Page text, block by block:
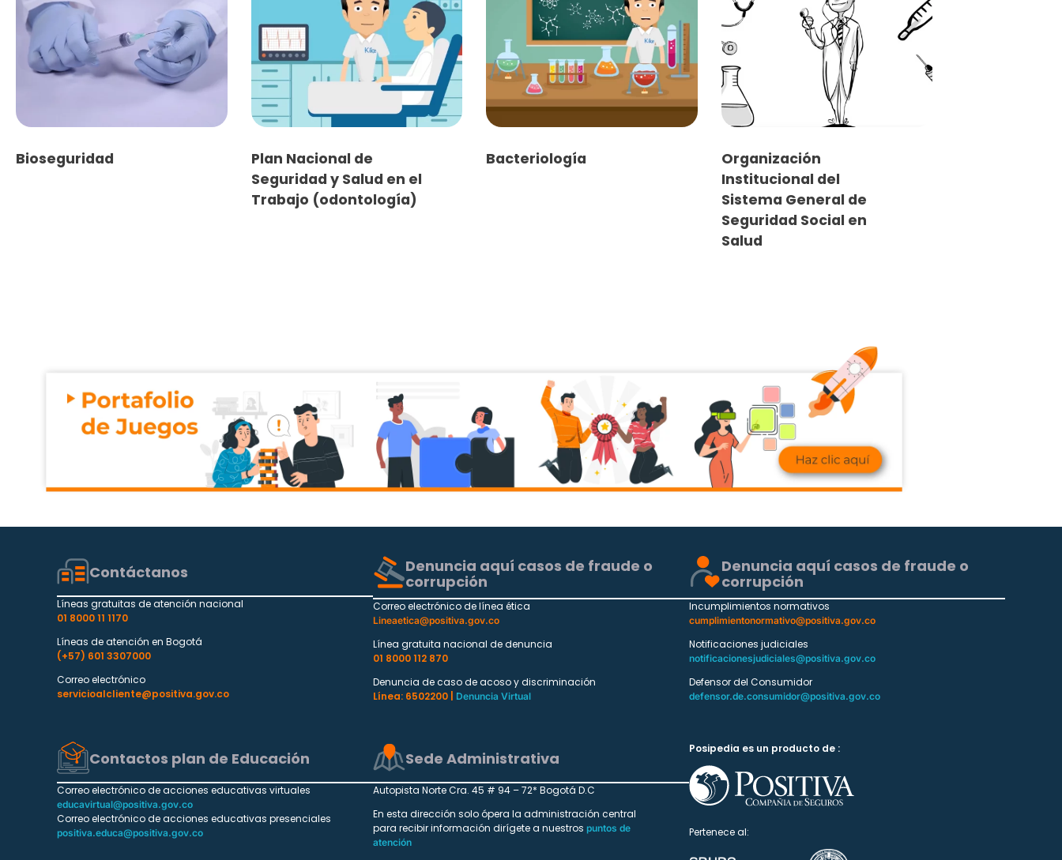
Bioseguridad
Plan Nacional de
Seguridad y Salud en el
Trabajo (odontología)
Bacteriología
Organización
Institucional del
Sistema General de
Seguridad Social en
Salud
Contáctanos
Líneas gratuitas de atención nacional
01 8000 11 1170
Líneas de atención en Bogotá
(+57) 601 3307000
Correo electrónico
servicioalcliente@positiva.gov.co
Denuncia aquí casos de fraude o
corrupción
Correo electrónico de línea ética
Lineaetica@positiva.gov.co
Línea gratuita nacional de denuncia
01 8000 112 870
Denuncia de caso de acoso y discriminación
Línea: 6502200 |
Denuncia Virtual
Denuncia aquí casos de fraude o
corrupción
Incumplimientos normativos
cumplimientonormativo@positiva.gov.co
Notificaciones judiciales
notificacionesjudiciales@positiva.gov.co
Defensor del Consumidor
defensor.de.consumidor@positiva.gov.co
Contactos plan de Educación
Correo electrónico de acciones educativas virtuales
educavirtual@positiva.gov.co
Correo electrónico de acciones educativas presenciales
positiva.educa@positiva.gov.co
Sede Administrativa
Autopista Norte Cra. 45 # 94 – 72* Bogotá D.C
En esta dirección solo ópera la administración central
para recibir información dirígete a nuestros puntos de
atención
Posipedia es un producto de :
Pertenece al: